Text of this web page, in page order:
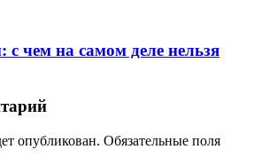
чем на самом деле нельзя
опубликован. Обязательные поля